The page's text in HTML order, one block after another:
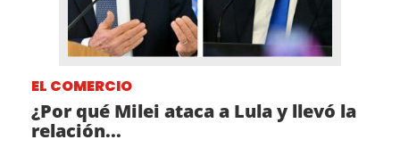
EL COMERCIO
¿Por qué Milei ataca a Lula y llevó la
relación...